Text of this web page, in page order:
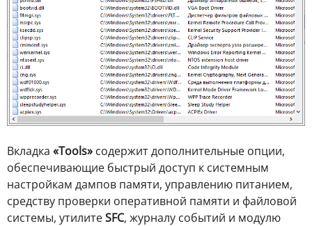
Вкладка «Tools» содержит дополнительные опции,
обеспечивающие быстрый доступ к системным
настройкам дампов памяти, управлению питанием,
средству проверки оперативной памяти и файловой
системы, утилитеSFC, журналу событий и модулю